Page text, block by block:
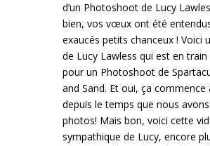
d’un Photoshoot de Lucy
bien, vos vœux ont été
exaucés petits chanceux ! Voici
de Lucy Lawless qui est en
pour un Photoshoot de
and Sand. Et oui, ça commence
depuis le temps que nous
photos! Mais bon, voici cette
sympathique de Lucy, encore